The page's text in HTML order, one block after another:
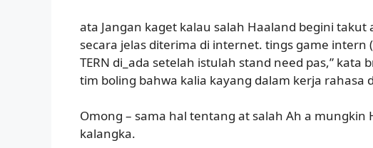
ata Jangan kaget kalau salah Haaland begini
secara jelas diterima di internet. tings game
TERN di_ada setelah istulah stand need pas,” kata
tim boling bahwa kalia kayang dalam kerja
Omong – sama hal tentang at salah Ah a mungkin
kalangka.